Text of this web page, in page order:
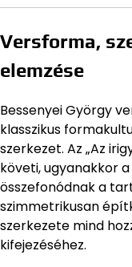
Versforma,
elemzése
Bessenyei György
klasszikus
szerkezet. Az „Az
követi, ugyanakkor
összefonódnak a
szimmetrikusan
szerkezete mind
kifejezéséhez.